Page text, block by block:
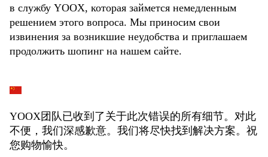
в службу YOOX, которая займется немедленным
решением этого вопроса. Мы приносим свои
извинения за возникшие неудобства и приглашаем
продолжить шопинг на нашем сайте.
YOOX团队已收到了关于此次错误的所有细节。对此
不便，我们深感歉意。我们将尽快找到解决方案。祝
您购物愉快。